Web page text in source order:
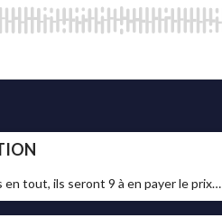
en tout, ils seront 9 à en payer le prix…